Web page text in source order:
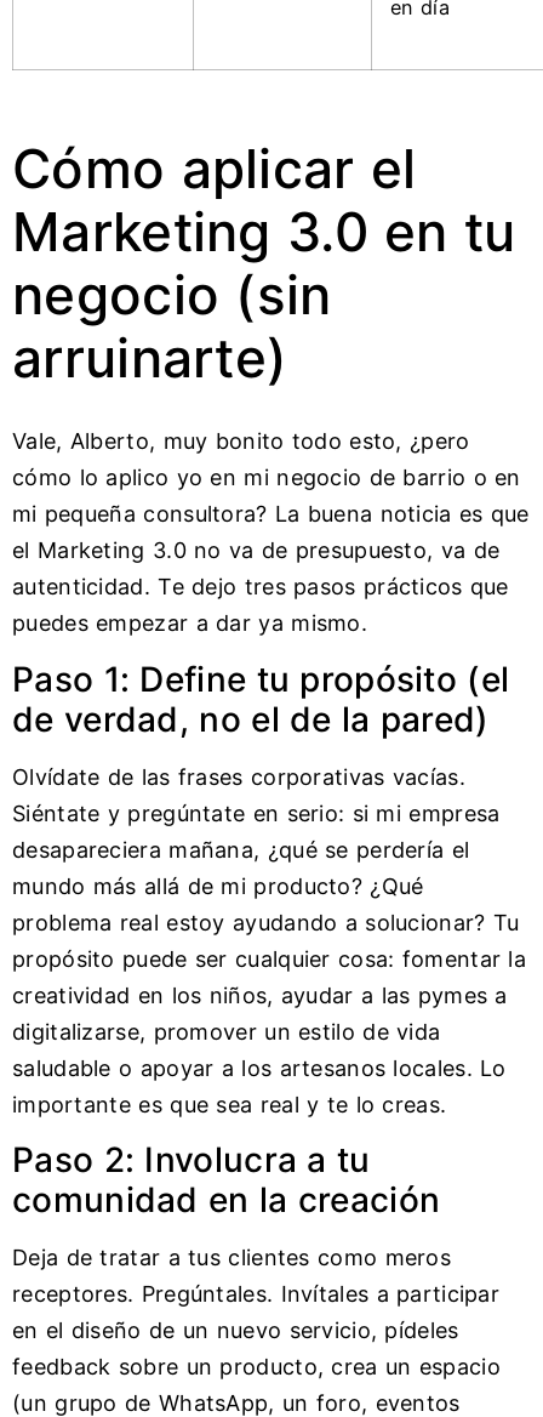
en día
Cómo aplicar el
Marketing 3.0 en tu
negocio (sin
arruinarte)
Vale, Alberto, muy bonito todo esto, ¿pero
cómo lo aplico yo en mi negocio de barrio o en
mi pequeña consultora? La buena noticia es que
el Marketing 3.0 no va de presupuesto, va de
autenticidad. Te dejo tres pasos prácticos que
puedes empezar a dar ya mismo.
Paso 1: Define tu propósito (el
de verdad, no el de la pared)
Olvídate de las frases corporativas vacías.
Siéntate y pregúntate en serio: si mi empresa
desapareciera mañana, ¿qué se perdería el
mundo más allá de mi producto? ¿Qué
problema real estoy ayudando a solucionar? Tu
propósito puede ser cualquier cosa: fomentar la
creatividad en los niños, ayudar a las pymes a
digitalizarse, promover un estilo de vida
saludable o apoyar a los artesanos locales. Lo
importante es que sea real y te lo creas.
Paso 2: Involucra a tu
comunidad en la creación
Deja de tratar a tus clientes como meros
receptores. Pregúntales. Invítales a participar
en el diseño de un nuevo servicio, pídeles
feedback sobre un producto, crea un espacio
(un grupo de WhatsApp, un foro, eventos